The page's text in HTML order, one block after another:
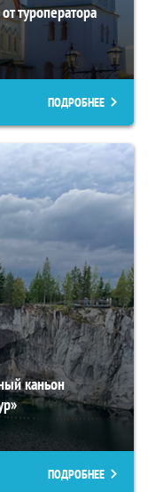
туроператора
ПОДРОБНЕЕ
каньон
ПОДРОБНЕЕ